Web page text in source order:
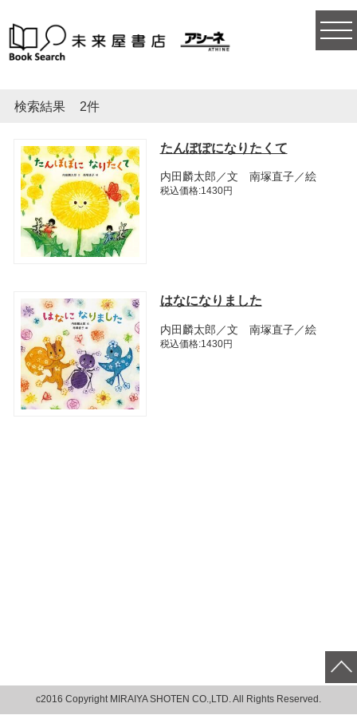
検索結果 2件
たんぽぽになりたくて
内田麟太郎／文 南塚直子／絵
税込価格:1430円
はなになりました
内田麟太郎／文 南塚直子／絵
税込価格:1430円
c2016 Copyright MIRAIYA SHOTEN CO.,LTD. All Rights Reserved.